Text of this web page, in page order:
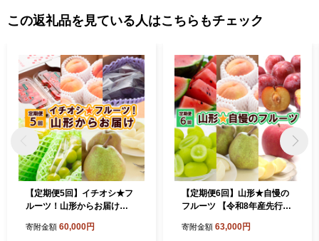
この返礼品を見ている人はこちらもチェック
【定期便5回】イチオシ★フ
ルーツ！山形からお届け
-613
寄附金額 60,000円
【定期便6回】山形★自慢の
フルーツ 【令和8年産先行予
寄附金額 63,000円